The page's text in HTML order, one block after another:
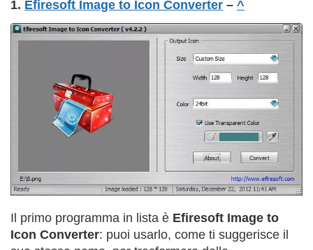
1. Efiresoft Image to Icon Converter – ^
Il primo programma in lista è Efiresoft Image to
Icon Converter: puoi usarlo, come ti suggerisce il